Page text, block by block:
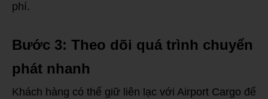
phí.
Bước 3: Theo dõi quá trình chuyển
phát nhanh
Khách hàng có thể giữ liên lạc với Airport Cargo để